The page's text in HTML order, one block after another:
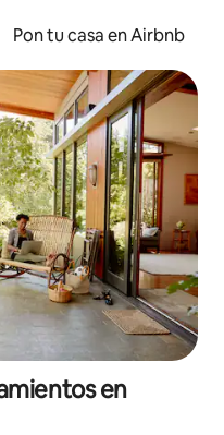
Pon tu casa en Airbnb
en